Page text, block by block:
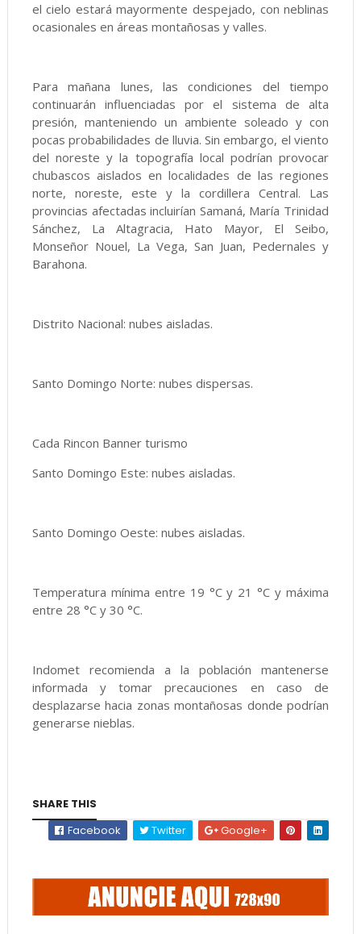
el cielo estará mayormente despejado, con neblinas
ocasionales en áreas montañosas y valles.
Para mañana lunes, las condiciones del tiempo
continuarán influenciadas por el sistema de alta
presión, manteniendo un ambiente soleado y con
pocas probabilidades de lluvia. Sin embargo, el viento
del noreste y la topografía local podrían provocar
chubascos aislados en localidades de las regiones
norte, noreste, este y la cordillera Central. Las
provincias afectadas incluirían Samaná, María Trinidad
Sánchez, La Altagracia, Hato Mayor, El Seibo,
Monseñor Nouel, La Vega, San Juan, Pedernales y
Barahona.
Distrito Nacional: nubes aisladas.
Santo Domingo Norte: nubes dispersas.
Cada Rincon Banner turismo
Santo Domingo Este: nubes aisladas.
Santo Domingo Oeste: nubes aisladas.
Temperatura mínima entre 19 °C y 21 °C y máxima
entre 28 °C y 30 °C.
Indomet recomienda a la población mantenerse
informada y tomar precauciones en caso de
desplazarse hacia zonas montañosas donde podrían
generarse nieblas.
SHARE THIS
Facebook
Twitter Google+